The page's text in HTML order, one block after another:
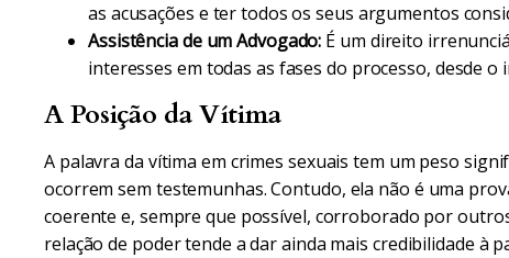
as acusações e ter todos os seus argumentos
Assistência de um Advogado: É um direito
interesses em todas as fases do processo, desde o
A Posição da Vítima
A palavra da vítima em crimes sexuais tem um peso
ocorrem sem testemunhas. Contudo, ela não é uma
coerente e, sempre que possível, corroborado por
relação de poder tende a dar ainda mais credibilidade à